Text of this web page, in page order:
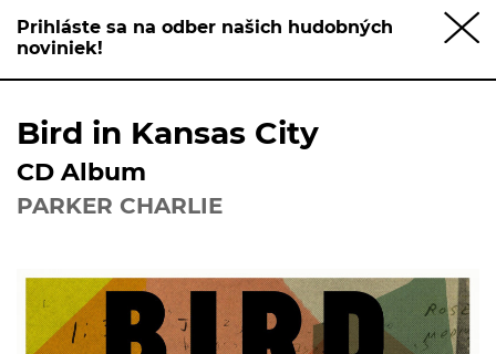
Prihláste sa na odber našich hudobných
noviniek!
Bird in Kansas City
CD Album
PARKER CHARLIE